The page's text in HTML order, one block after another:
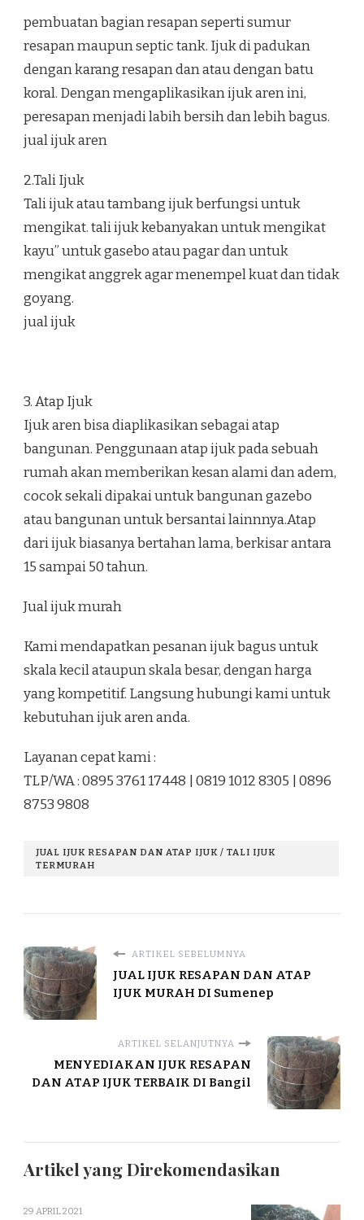
pembuatan bagian resapan seperti sumur
resapan maupun septic tank. Ijuk di padukan
dengan karang resapan dan atau dengan batu
koral. Dengan mengaplikasikan ijuk aren ini,
peresapan menjadi labih bersih dan lebih bagus.
jual ijuk aren
2.Tali Ijuk
Tali ijuk atau tambang ijuk berfungsi untuk
mengikat. tali ijuk kebanyakan untuk mengikat
kayu” untuk gasebo atau pagar dan untuk
mengikat anggrek agar menempel kuat dan tidak
goyang.
jual ijuk
3. Atap Ijuk
Ijuk aren bisa diaplikasikan sebagai atap
bangunan. Penggunaan atap ijuk pada sebuah
rumah akan memberikan kesan alami dan adem,
cocok sekali dipakai untuk bangunan gazebo
atau bangunan untuk bersantai lainnnya.Atap
dari ijuk biasanya bertahan lama, berkisar antara
15 sampai 50 tahun.
Jual ijuk murah
Kami mendapatkan pesanan ijuk bagus untuk
skala kecil ataupun skala besar, dengan harga
yang kompetitif. Langsung hubungi kami untuk
kebutuhan ijuk aren anda.
Layanan cepat kami :
TLP/WA : 0895 3761 17448 | 0819 1012 8305 | 0896
8753 9808
JUAL IJUK RESAPAN DAN ATAP IJUK / TALI IJUK
TERMURAH
ARTIKEL SEBELUMNYA
JUAL IJUK RESAPAN DAN ATAP
IJUK MURAH DI Sumenep
ARTIKEL SELANJUTNYA
MENYEDIAKAN IJUK RESAPAN
DAN ATAP IJUK TERBAIK DI Bangil
Artikel yang Direkomendasikan
29 APRIL 2021